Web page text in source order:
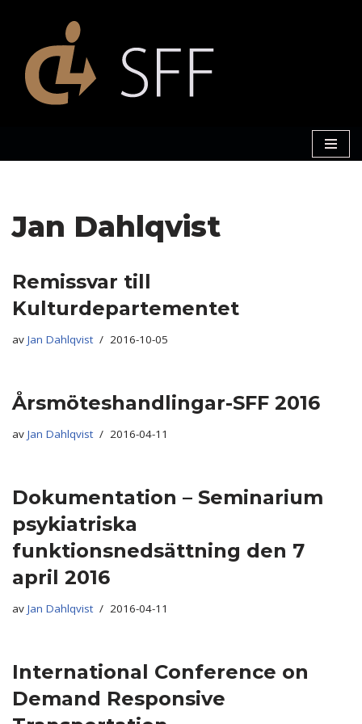
Hoppa
innehåll
Jan Dahlqvist
Remissvar till
Kulturdepartementet
av Jan Dahlqvist 2016-10-05
Årsmöteshandlingar-SFF 2016
av Jan Dahlqvist 2016-04-11
Dokumentation – Seminarium
psykiatriska
funktionsnedsättning den 7
april 2016
av Jan Dahlqvist 2016-04-11
International Conference on
Demand Responsive